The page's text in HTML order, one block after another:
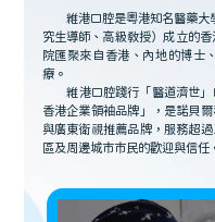
維港口腔是粵港知名醫藥
究生導師、高級教授）成立的
院匯聚來自香港、內地的博士
療。
維港口腔踐行「醫道濟世
香港企業領袖品牌」，是諾貝
與廣東衛視推薦品牌，服務超
區及周邊城市市民的歡迎與信任